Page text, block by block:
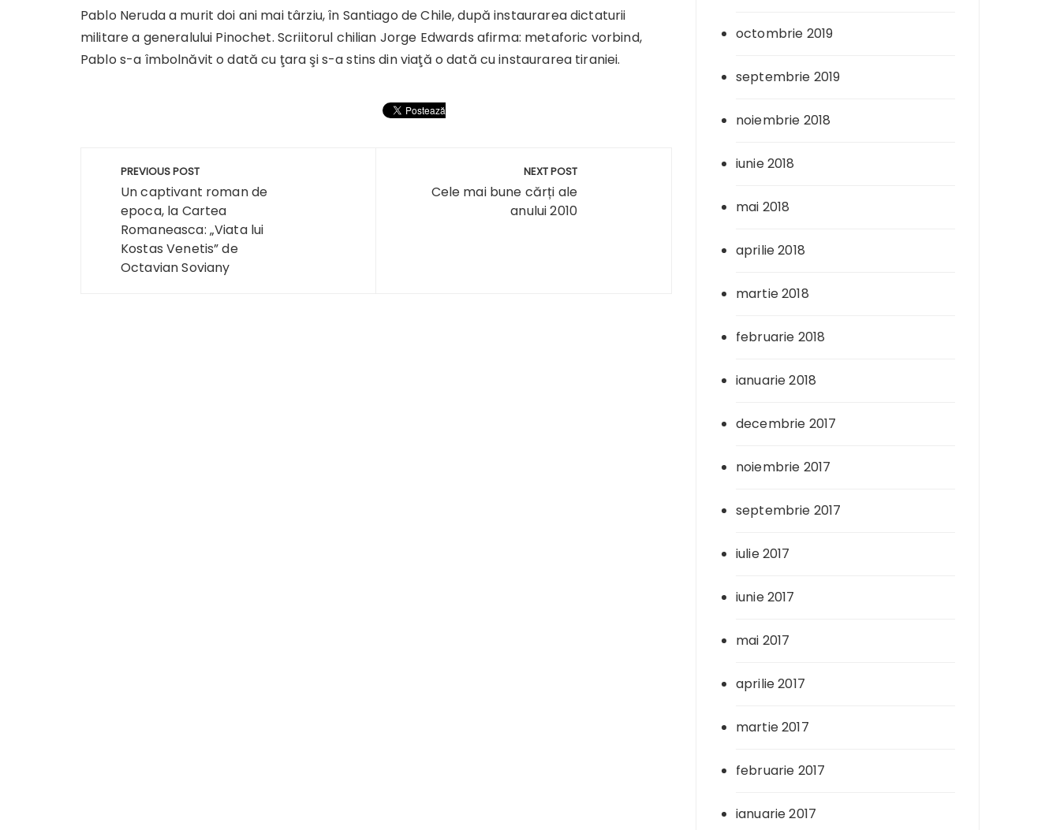
Pablo Neruda a murit doi ani mai târziu, în Santiago de Chile, după instaurarea dictaturii
militare a generalului Pinochet. Scriitorul chilian Jorge Edwards afirma: metaforic vorbind,
Pablo s-a îmbolnăvit o dată cu ţara şi s-a stins din viaţă o dată cu instaurarea tiraniei.
Navigare
articole
PREVIOUS POST
Un captivant roman de
epoca, la Cartea
Romaneasca: „Viata lui
Kostas Venetis” de
Octavian Soviany
NEXT POST
Cele mai bune cărți ale
anului 2010
octombrie 2019
septembrie 2019
noiembrie 2018
iunie 2018
mai 2018
aprilie 2018
martie 2018
februarie 2018
ianuarie 2018
decembrie 2017
noiembrie 2017
septembrie 2017
iulie 2017
iunie 2017
mai 2017
aprilie 2017
martie 2017
februarie 2017
ianuarie 2017